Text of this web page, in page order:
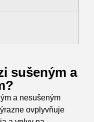
sušeným a
a nesušeným
ovplyvňuje